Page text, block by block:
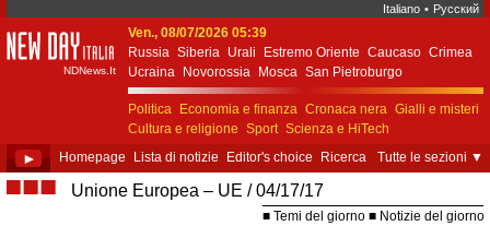
Italiano • Русский
New Day Italia
NDNews.It
Ven., 08/07/2026 05:39
Russia Siberia Urali Estremo Oriente Caucaso Crimea
Ucraina
Novorossia Mosca San Pietroburgo
Ekaterinburgo Kiev Simferopol
Sebastopoli
Politica
Economia e finanza Cronaca nera Gialli e misteri
Cultura e religione Sport Scienza e HiTech
Costume e società
Unione Europea
► Homepage Lista di notizie Editor's choice Ricerca Tutte le sezioni ▼
■■■ Unione Europea – UE 04/17/17
Temi del giorno Notizie del giorno